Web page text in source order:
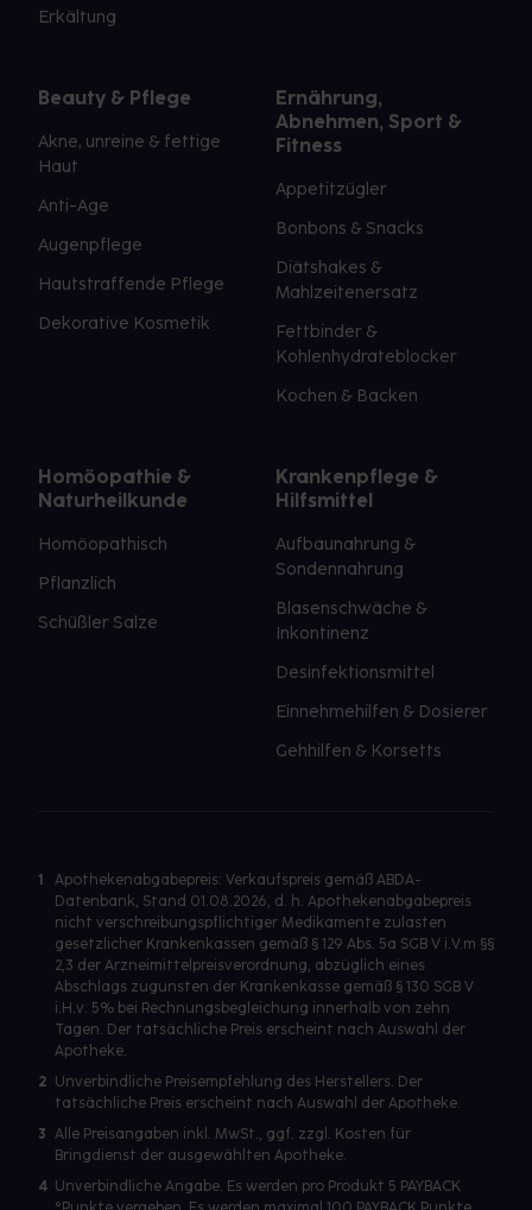
Erkältung
Beauty & Pflege
Akne, unreine & fettige
Haut
Anti-Age
Augenpflege
Hautstraffende Pflege
Dekorative Kosmetik
Ernährung,
Abnehmen, Sport &
Fitness
Appetitzügler
Bonbons & Snacks
Diätshakes &
Mahlzeitenersatz
Fettbinder &
Kohlenhydrateblocker
Kochen & Backen
Homöopathie &
Naturheilkunde
Homöopathisch
Pflanzlich
Schüßler Salze
Krankenpflege &
Hilfsmittel
Aufbaunahrung &
Sondennahrung
Blasenschwäche &
Inkontinenz
Desinfektionsmittel
Einnehmehilfen & Dosierer
Gehhilfen & Korsetts
1
Apothekenabgabepreis: Verkaufspreis gemäß ABDA-
Datenbank, Stand 01.08.2026, d. h. Apothekenabgabepreis
nicht verschreibungspflichtiger Medikamente zulasten
gesetzlicher Krankenkassen gemäß § 129 Abs. 5a SGB V i.V.m §§
2,3 der Arzneimittelpreisverordnung, abzüglich eines
Abschlags zugunsten der Krankenkasse gemäß § 130 SGB V
i.H.v. 5% bei Rechnungsbegleichung innerhalb von zehn
Tagen. Der tatsächliche Preis erscheint nach Auswahl der
Apotheke.
2 Unverbindliche Preisempfehlung des Herstellers. Der
tatsächliche Preis erscheint nach Auswahl der Apotheke.
3 Alle Preisangaben inkl. MwSt., ggf. zzgl. Kosten für
Bringdienst der ausgewählten Apotheke.
4 Unverbindliche Angabe. Es werden pro Produkt 5 PAYBACK